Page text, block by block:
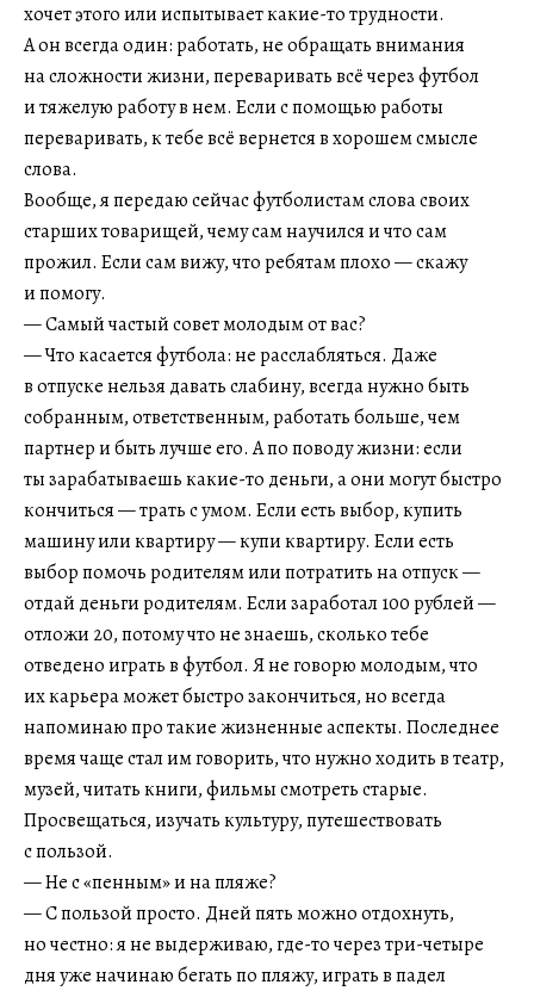
хочет этого или испытывает какие-то трудности.
А он всегда один: работать, не обращать внимания
на сложности жизни, переваривать всё через футбол
и тяжелую работу в нем. Если с помощью работы
переваривать, к тебе всё вернется в хорошем смысле
слова.
Вообще, я передаю сейчас футболистам слова своих
старших товарищей, чему сам научился и что сам
прожил. Если сам вижу, что ребятам плохо — скажу
и помогу.
— Самый частый совет молодым от вас?
— Что касается футбола: не расслабляться. Даже
в отпуске нельзя давать слабину, всегда нужно быть
собранным, ответственным, работать больше, чем
партнер и быть лучше его. А по поводу жизни: если
ты зарабатываешь какие-то деньги, а они могут быстро
кончиться — трать с умом. Если есть выбор, купить
машину или квартиру — купи квартиру. Если есть
выбор помочь родителям или потратить на отпуск —
отдай деньги родителям. Если заработал 100 рублей —
отложи 20, потому что не знаешь, сколько тебе
отведено играть в футбол. Я не говорю молодым, что
их карьера может быстро закончиться, но всегда
напоминаю про такие жизненные аспекты. Последнее
время чаще стал им говорить, что нужно ходить в театр,
музей, читать книги, фильмы смотреть старые.
Просвещаться, изучать культуру, путешествовать
с пользой.
— Не с «пенным» и на пляже?
— С пользой просто. Дней пять можно отдохнуть,
но честно: я не выдерживаю, где-то через три-четыре
дня уже начинаю бегать по пляжу, играть в падел